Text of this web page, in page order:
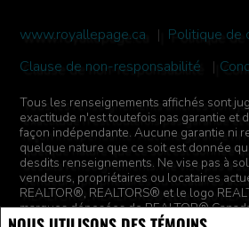
www.royallepage.ca | Politique de
Clause de non-responsabilité
|
Tous les renseignements affichés sont
exactitude n'est toutefois pas garantie et
façon indépendante. Aucune garantie ni
quelque nature que ce soit est donnée
desdits renseignements. Ne vise pas à
vendeurs, propriétaires ou locataires
REALTOR®, REALTORS® et le logo
marques déposées de REALTOR®
dont la National Association of